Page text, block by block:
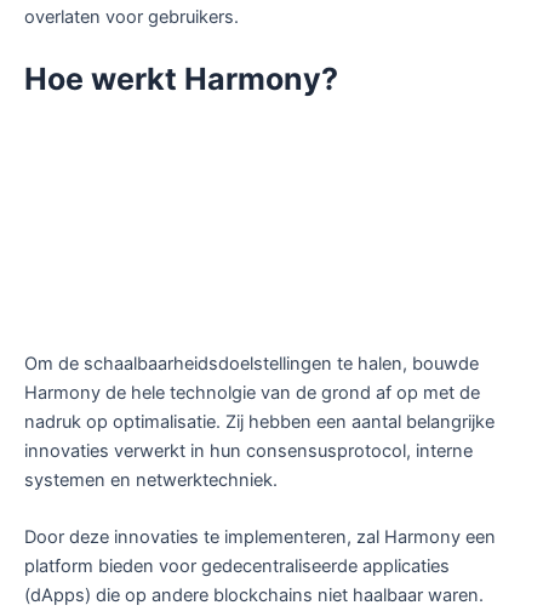
overlaten voor gebruikers.
Hoe werkt Harmony?
Om de schaalbaarheidsdoelstellingen te halen, bouwde
Harmony de hele technolgie van de grond af op met de
nadruk op optimalisatie. Zij hebben een aantal belangrijke
innovaties verwerkt in hun consensusprotocol, interne
systemen en netwerktechniek.
Door deze innovaties te implementeren, zal Harmony een
platform bieden voor gedecentraliseerde applicaties
(dApps) die op andere blockchains niet haalbaar waren.